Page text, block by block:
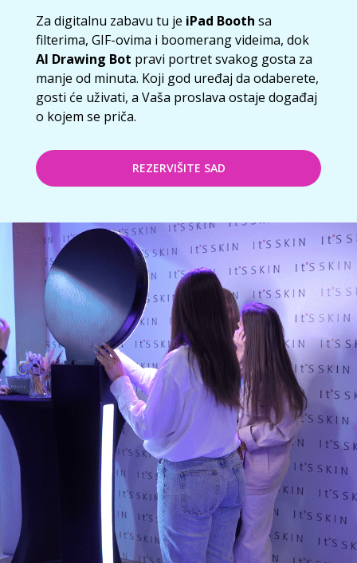
Za digitalnu zabavu tu je iPad Booth sa
filterima, GIF-ovima i boomerang videima, dok
AI Drawing Bot pravi portret svakog gosta za
manje od minuta. Koji god uređaj da odaberete,
gosti će uživati, a Vaša proslava ostaje događaj
o kojem se priča.
REZERVIŠITE SAD